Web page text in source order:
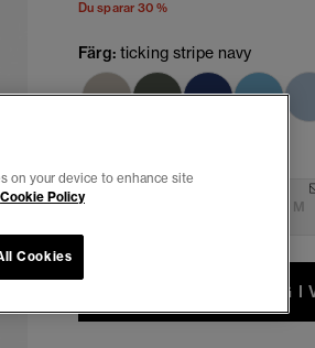
Du sparar 30 %
Färg: ticking stripe navy
M
LÄGG I
on your device to enhance site
Cookie Policy
Cookies